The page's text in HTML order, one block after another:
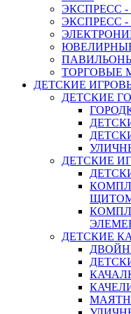
ЭКСПРЕСС
ЭКСПРЕСС
ТОРГОВЫЕ
ДЕТСКИЕ
ДЕТСКИЕ
ДЕТСКИЕ
ДЕТСКИЕ